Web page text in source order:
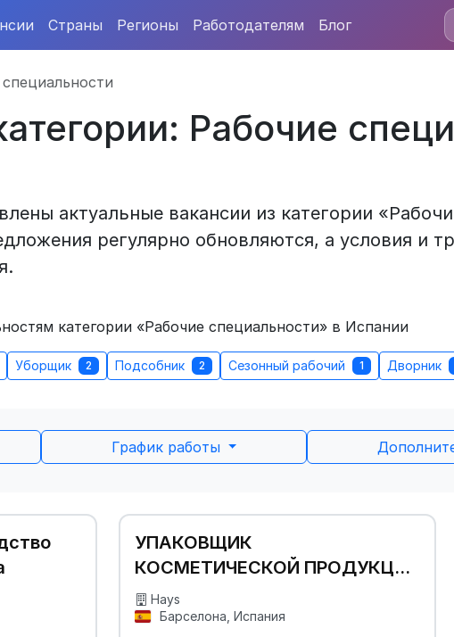
Страны Регионы Работодателям Блог
Рабочие
актуальные вакансии из категории
регулярно обновляются, а условия и
категории «Рабочие специальности» в Испании
Уборщик 2 Подсобник 2 Сезонный рабочий 1 Дворник
График работы
УПАКОВЩИК
КОСМЕТИЧЕСКОЙ ПРОДУКЦИИ
| ИСПАНИЯ 🇪🇸
Hays
Барселона, Испания